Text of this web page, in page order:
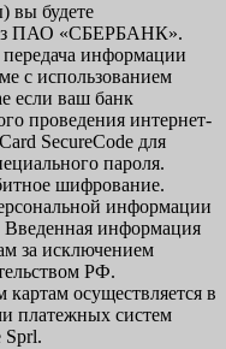
вы будете
ПАО «СБЕРБАНК».
информации
с использованием
если ваш банк
проведения интернет-
SecureCode для
пароля.
шифрование.
информации
информация
за исключением
РФ.
осуществляется в
платежных систем
Sprl.